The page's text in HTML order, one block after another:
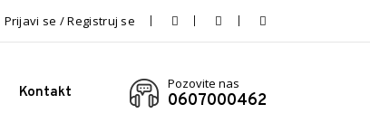
Prijavi se / Registruj se
Kontakt
Pozovite nas
0607000462